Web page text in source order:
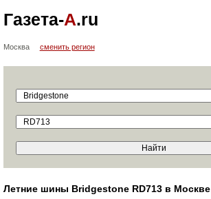
Газета-А.ru
Москва сменить регион
Летние шины Bridgestone RD713 в Москве